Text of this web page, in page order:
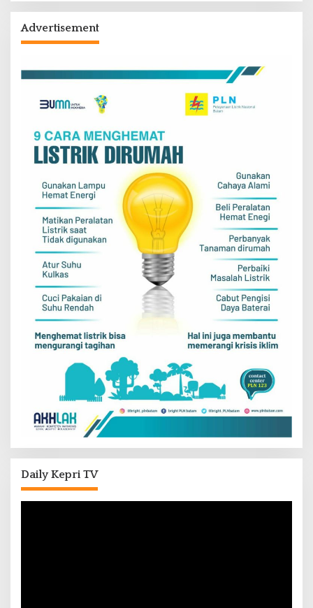
Advertisement
Daily Kepri TV